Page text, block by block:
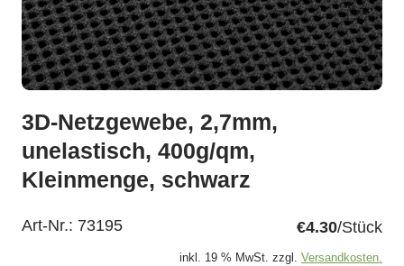
3D-Netzgewebe, 2,7mm,
unelastisch, 400g/qm,
Kleinmenge, schwarz
Art-Nr.: 73195 €4.30/Stück
inkl. 19 % MwSt. zzgl. Versandkosten.